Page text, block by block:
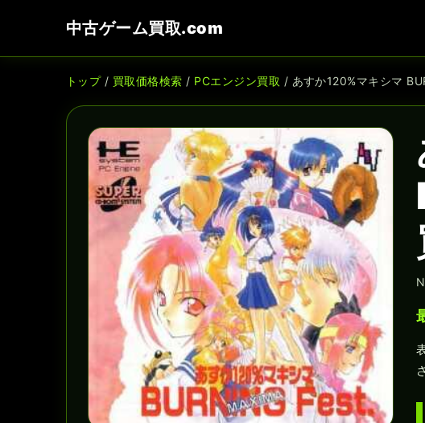
中古ゲーム買取.com
トップ/ 買取価格検索 / PCエンジン買取 / あすか120%マキシマ